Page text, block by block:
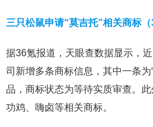
三只松鼠申请“莫吉托”相关商标（
据36氪报道，天眼查数据显示，
司新增多条商标信息，其中一条为
品，商标状态为等待实质审查。
功鸡、嗨卤等相关商标。